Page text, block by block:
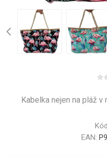
Kabelka nejen na pláž v
EAN: